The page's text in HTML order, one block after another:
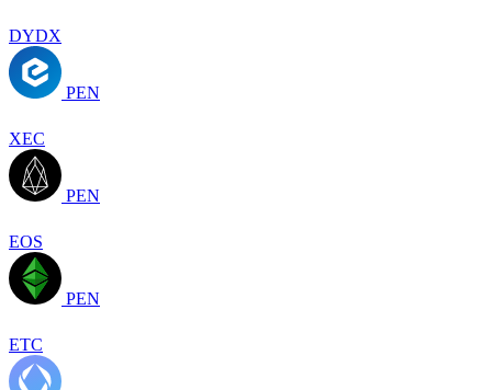
DYDX
PEN
XEC
PEN
EOS
PEN
ETC